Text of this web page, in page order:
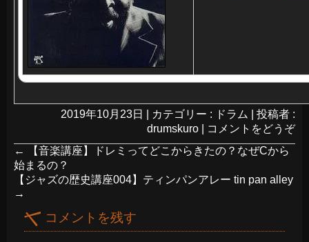
2019年10月23日 カテゴリー : ドラム
投稿者 :
drumskuro
コメントをどうぞ
←
【音楽講座】ドレミってどこからきたの？なぜCから
始まるの？
【ジャズの歴史講座004】ティンパンアレー tin pan alley
→
コメントを残す